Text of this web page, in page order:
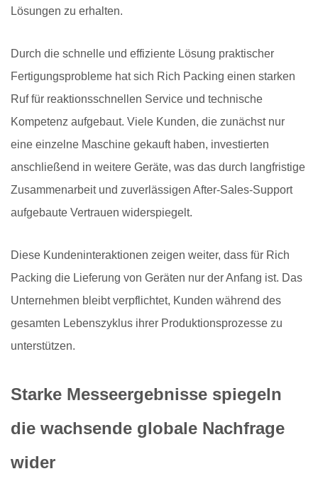
Lösungen zu erhalten.
Durch die schnelle und effiziente Lösung praktischer
Fertigungsprobleme hat sich Rich Packing einen starken
Ruf für reaktionsschnellen Service und technische
Kompetenz aufgebaut. Viele Kunden, die zunächst nur
eine einzelne Maschine gekauft haben, investierten
anschließend in weitere Geräte, was das durch langfristige
Zusammenarbeit und zuverlässigen After-Sales-Support
aufgebaute Vertrauen widerspiegelt.
Diese Kundeninteraktionen zeigen weiter, dass für Rich
Packing die Lieferung von Geräten nur der Anfang ist. Das
Unternehmen bleibt verpflichtet, Kunden während des
gesamten Lebenszyklus ihrer Produktionsprozesse zu
unterstützen.
Starke Messeergebnisse spiegeln
die wachsende globale Nachfrage
wider